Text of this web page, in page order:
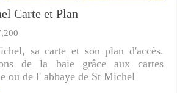
Carte et Plan
sa carte et son plan d'accès.
de la baie grâce aux cartes
ou de l' abbaye de St Michel